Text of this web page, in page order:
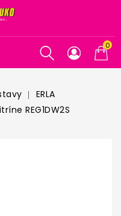
0
ERLA
REG1DW2S